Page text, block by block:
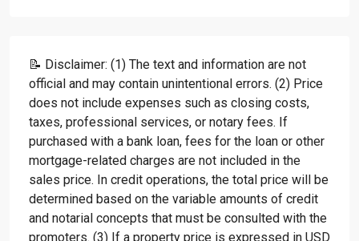
📝 Disclaimer: (1) The text and information are not
official and may contain unintentional errors. (2) Price
does not include expenses such as closing costs,
taxes, professional services, or notary fees. If
purchased with a bank loan, fees for the loan or other
mortgage-related charges are not included in the
sales price. In credit operations, the total price will be
determined based on the variable amounts of credit
and notarial concepts that must be consulted with the
promoters. (3) If a property price is expressed in USD